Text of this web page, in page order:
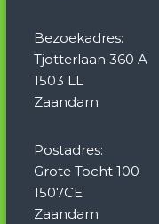
Bezoekadres:
Tjotterlaan 360 A
1503 LL
Zaandam
Postadres:
Grote Tocht 100
1507CE
Zaandam